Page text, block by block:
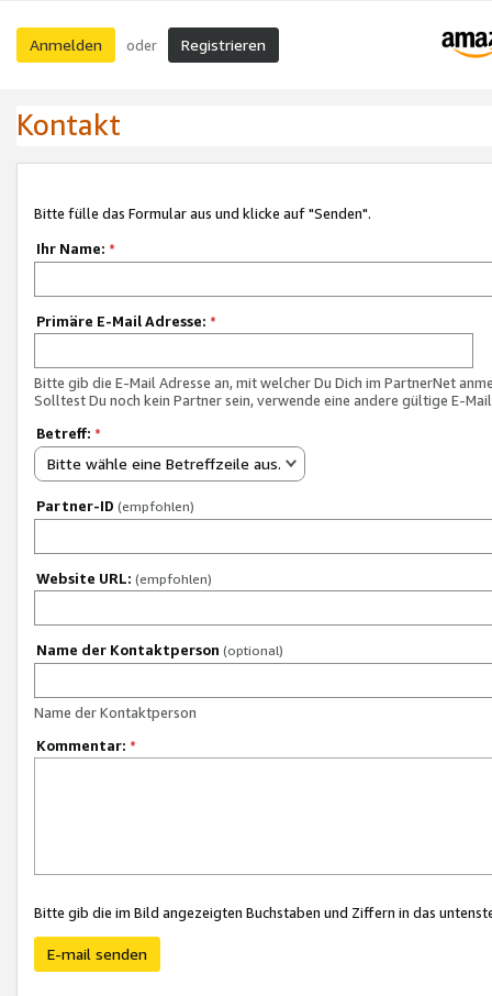
Anmelden oder Registrieren
Kontakt
Bitte fülle das Formular aus und klicke auf "Senden".
Ihr Name: *
Primäre E-Mail Adresse: *
Bitte gib die E-Mail Adresse an, mit welcher Du Dich im PartnerNet
Solltest Du noch kein Partner sein, verwende eine andere gültige E-
Betreff: *
Bitte wähle eine Betreffzeile aus.
Partner-ID (empfohlen)
Website URL: (empfohlen)
Name der Kontaktperson (optional)
Name der Kontaktperson
Kommentar: *
Bitte gib die im Bild angezeigten Buchstaben und Ziffern in das
E-mail senden